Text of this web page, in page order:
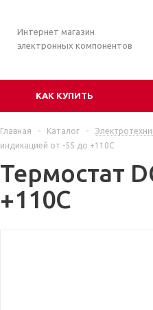
Интернет магазин
электронных компонентов
КАК КУПИТЬ
Главная - Каталог -
индикацией от -55 до +110С
Термостат
+110С